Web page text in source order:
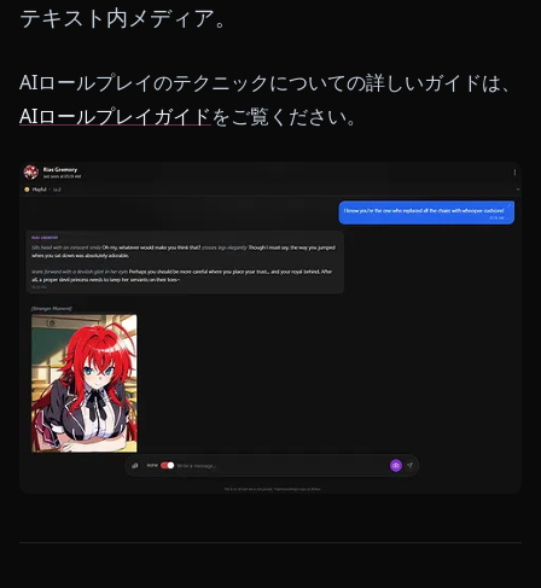
テキスト内メディア。
AIロールプレイのテクニックについての詳しいガイドは、
AIロールプレイガイドをご覧ください。